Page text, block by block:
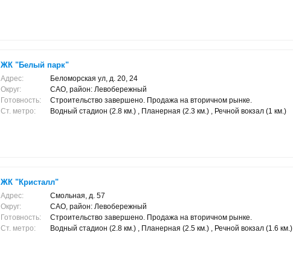
ЖК "Белый парк"
Адрес:
Беломорская ул, д. 20, 24
Округ:
САО, район: Левобережный
Готовность:
Строительство завершено. Продажа на вторичном рынке.
Ст. метро:
Водный стадион (2.8 км.) , Планерная (2.3 км.) , Речной вокзал (1 км.)
ЖК "Кристалл"
Адрес:
Смольная, д. 57
Округ:
САО, район: Левобережный
Готовность:
Строительство завершено. Продажа на вторичном рынке.
Ст. метро:
Водный стадион (2.8 км.) , Планерная (2.5 км.) , Речной вокзал (1.6 км.)